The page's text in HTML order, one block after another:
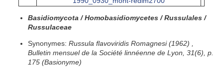
Basidiomycota / Homobasidiomycetes / Russulales /
Russulaceae
Synonymes: Russula flavoviridis Romagnesi (1962) ,
Bulletin mensuel de la Société linnéenne de Lyon, 31(6), p.
175 (Basionyme)